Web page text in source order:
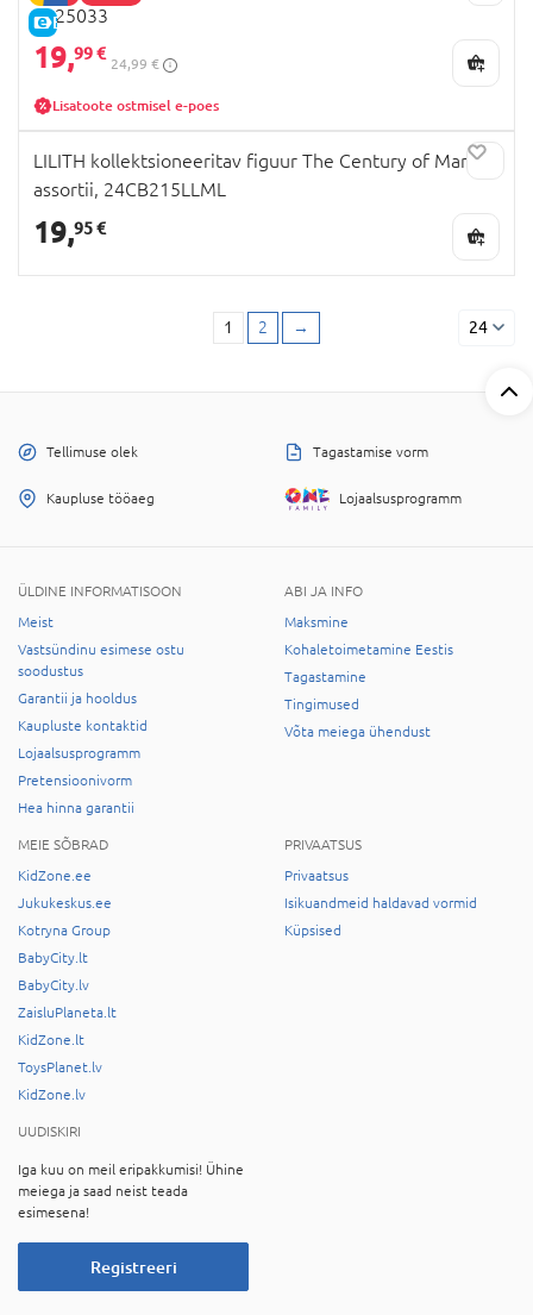
E-HIND
2025033
19,99 €
24,99 €
Lisatoote ostmisel e-poes
LILITH kollektsioneeritav figuur The Century of Mary,
assortii, 24CB215LLML
19,95 €
1 2 → 24
Tellimuse olek Tagastamise vorm
Kaupluse tööaeg Lojaalsusprogramm
ÜLDINE INFORMATISOON
Meist
Vastsündinu esimese ostu
soodustus
Garantii ja hooldus
Kaupluste kontaktid
Lojaalsusprogramm
Pretensioonivorm
Hea hinna garantii
ABI JA INFO
Maksmine
Kohaletoimetamine Eestis
Tagastamine
Tingimused
Võta meiega ühendust
MEIE SÕBRAD
KidZone.ee
Jukukeskus.ee
Kotryna Group
BabyCity.lt
BabyCity.lv
ZaisluPlaneta.lt
KidZone.lt
ToysPlanet.lv
KidZone.lv
PRIVAATSUS
Privaatsus
Isikuandmeid haldavad vormid
Küpsised
UUDISKIRI
Iga kuu on meil eripakkumisi! Ühine
meiega ja saad neist teada
esimesena!
Registreeri